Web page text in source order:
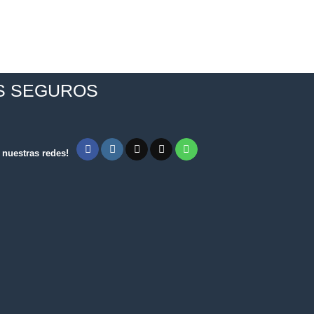
SEGUROS
redes!